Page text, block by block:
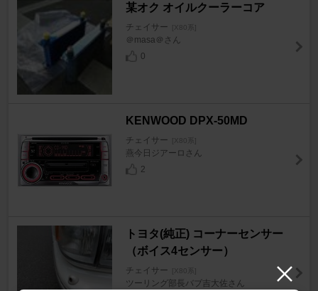
某オク オイルクーラーコア
チェイサー [X80系]
＠masa＠さん
0
KENWOOD DPX-50MD
チェイサー [X80系]
燕今日ジアーロさん
2
トヨタ(純正) コーナーセンサー
（ボイス4センサー）
チェイサー [X80系]
ツーリング部長バブ吉大佐さん